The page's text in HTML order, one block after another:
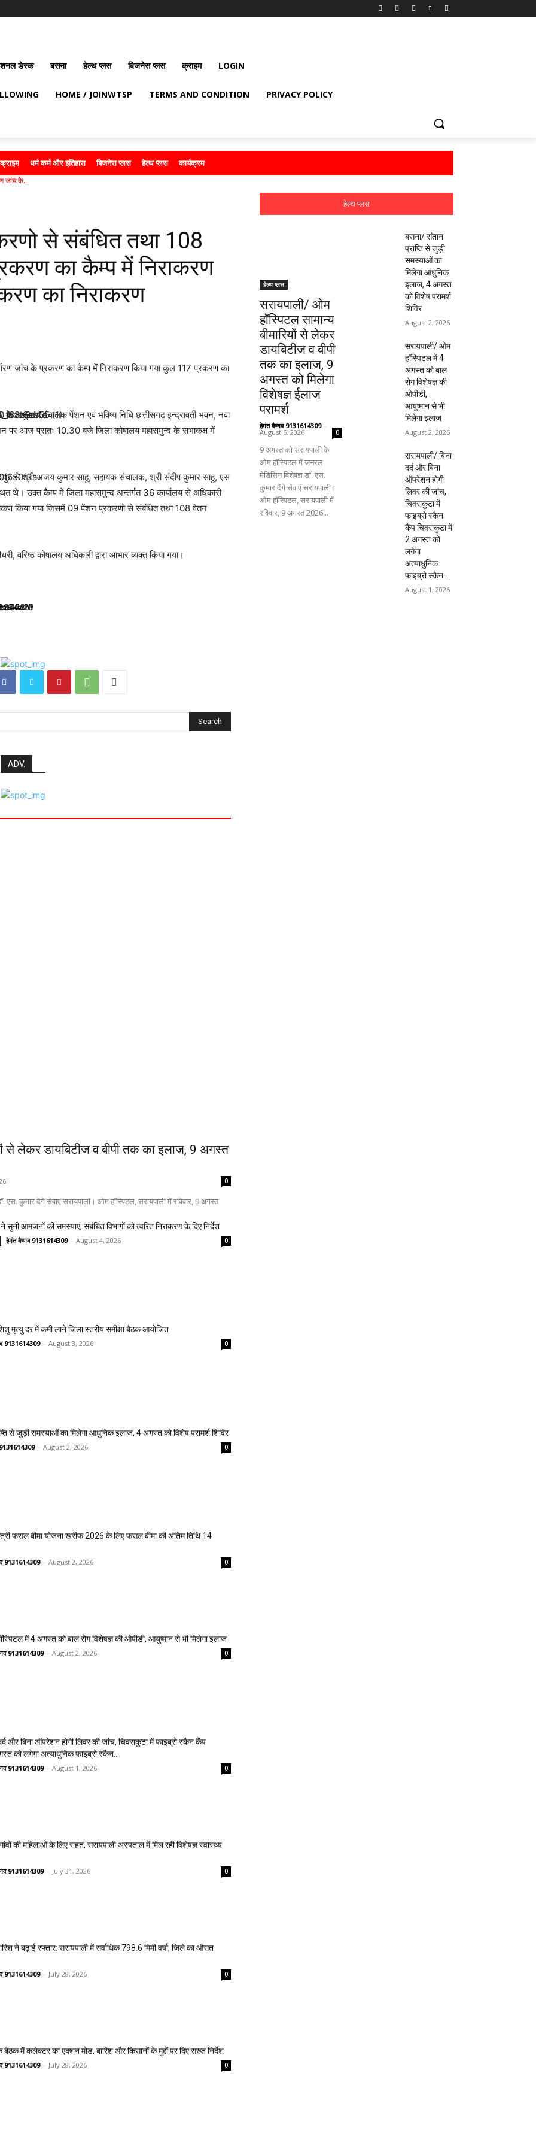
डेस्क बसना हेल्थ प्लस बिजनेस प्लस क्राइम LOGIN
HOME / JOINWTSP TERMS AND CONDITION PRIVACY POLICY
क्राइम धर्म कर्म और इतिहास बिजनेस प्लस हेल्थ प्लस कार्यक्रम
जांच के...
से संबंधित तथा 108
का कैम्प में निराकरण
का निराकरण
जांच के प्रकरण का कैम्प में निराकरण किया गया कुल 117 प्रकरण का
अनुसार संचालक पेंशन एवं भविष्य निधि छत्तीसगढ इन्द्रावती भवन, नवा
पर आज प्रातः 10.30 बजे जिला कोषालय महासमुन्द के सभाकक्ष में
से श्री अजय कुमार साहू, सहायक संचालक, श्री संदीप कुमार साहू, एस
थे। उक्त कैम्प में जिला महासमुन्द अन्तर्गत 36 कार्यालय से अधिकारी
किया गया जिसमें 09 पेंशन प्रकरणो से संबंधित तथा 108 वेतन
कोषालय अधिकारी द्वारा आभार व्यक्त किया गया।
Search
ADV.
से लेकर डायबिटीज व बीपी तक का इलाज, 9 अगस्त
0
कुमार देंगे सेवाएं सरायपाली। ओम हॉस्पिटल, सरायपाली में रविवार, 9 अगस्त
आमजनों की समस्याएं, संबंधित विभागों को त्वरित निराकरण के दिए निर्देश
हेमंत वैष्णव 9131614309 - August 4, 2026 0
मृत्यु दर में कमी लाने जिला स्तरीय समीक्षा बैठक आयोजित
9131614309 - August 3, 2026 0
से जुड़ी समस्याओं का मिलेगा आधुनिक इलाज, 4 अगस्त को विशेष परामर्श शिविर
- August 2, 2026 0
फसल बीमा योजना खरीफ 2026 के लिए फसल बीमा की अंतिम तिथि 14
9131614309 - August 2, 2026 0
में 4 अगस्त को बाल रोग विशेषज्ञ की ओपीडी, आयुष्मान से भी मिलेगा इलाज
9131614309 - August 2, 2026 0
और बिना ऑपरेशन होगी लिवर की जांच, चिवराकुटा में फाइब्रो स्कैन कैंप
को लगेगा अत्याधुनिक फाइब्रो स्कैन...
9131614309 - August 1, 2026 0
की महिलाओं के लिए राहत, सरायपाली अस्पताल में मिल रही विशेषज्ञ स्वास्थ्य
9131614309 - July 31, 2026 0
ने बढ़ाई रफ्तार: सरायपाली में सर्वाधिक 798.6 मिमी वर्षा, जिले का औसत
9131614309 - July 28, 2026 0
बैठक में कलेक्टर का एक्शन मोड, बारिश और किसानों के मुद्दों पर दिए सख्त निर्देश
9131614309 - July 28, 2026 0
हेल्थ प्लस
हेल्थ प्लस
सरायपाली/ ओम
हॉस्पिटल सामान्य
बीमारियों से लेकर
डायबिटीज व बीपी
तक का इलाज, 9
अगस्त को मिलेगा
विशेषज्ञ ईलाज
परामर्श
हेमंत वैष्णव 9131614309 -
August 6, 2026 0
9 अगस्त को सरायपाली के
ओम हॉस्पिटल में जनरल
मेडिसिन विशेषज्ञ डॉ. एस.
कुमार देंगे सेवाएं सरायपाली।
ओम हॉस्पिटल, सरायपाली में
रविवार, 9 अगस्त 2026...
बसना/ संतान
प्राप्ति से जुड़ी
समस्याओं का
मिलेगा आधुनिक
इलाज, 4 अगस्त
को विशेष परामर्श
शिविर
August 2, 2026
सरायपाली/ ओम
हॉस्पिटल में 4
अगस्त को बाल
रोग विशेषज्ञ की
ओपीडी,
आयुष्मान से भी
मिलेगा इलाज
August 2, 2026
सरायपाली/ बिना
दर्द और बिना
ऑपरेशन होगी
लिवर की जांच,
चिवराकुटा में
फाइब्रो स्कैन
कैंप चिवराकुटा में
2 अगस्त को
लगेगा
अत्याधुनिक
फाइब्रो स्कैन...
August 1, 2026